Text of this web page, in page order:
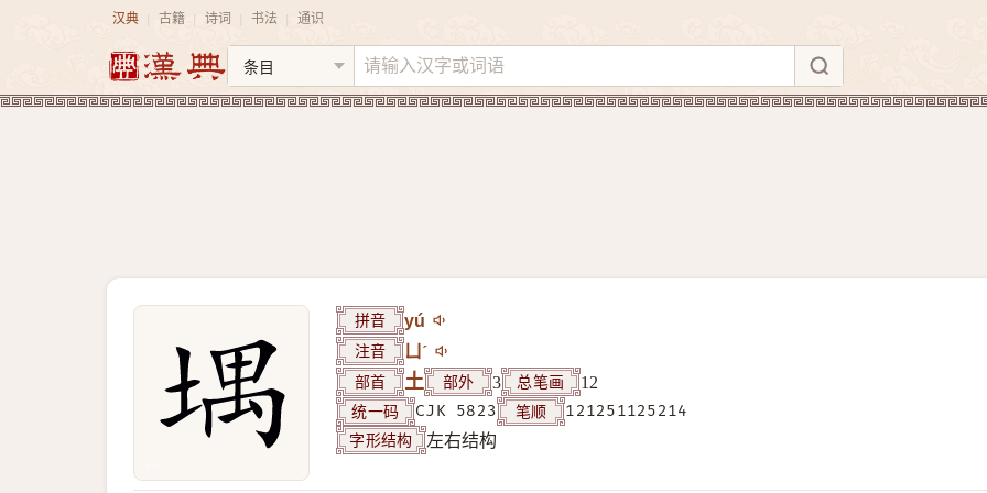
汉典 古籍 诗词 书法 通识
拼音 yú
注音 ㄩˊ
部首 土 部外 3 总笔画 12
统一码 CJK 5823 笔顺 121251125214
字形结构 左右结构